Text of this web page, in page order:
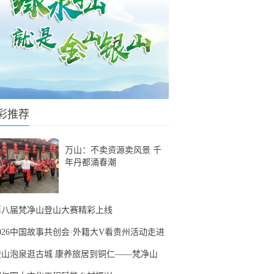
推荐
万山：不卖资源卖风景 千
年丹都涌春潮
届梵净山登山大赛精彩上线
中国故事共创会·外籍大V看贵州活动走进
山泡泉逛古城 康养旅居到铜仁——梵净山